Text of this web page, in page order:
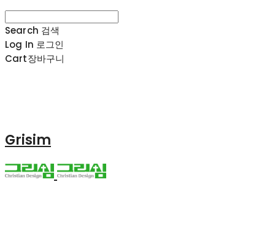
Search 검색
Log In 로그인
Cart장바구니
Grisim